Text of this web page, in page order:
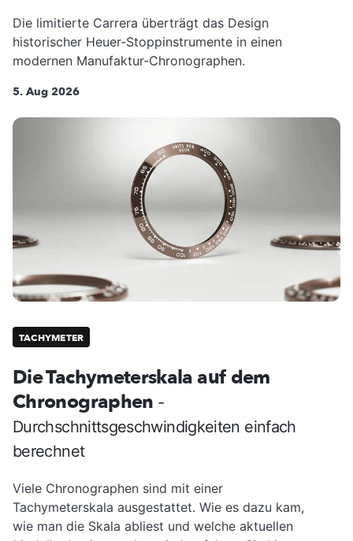
Die limitierte Carrera überträgt das Design
historischer Heuer-Stoppinstrumente in einen
modernen Manufaktur-Chronographen.
5. Aug 2026
TACHYMETER
Die Tachymeterskala auf dem
Chronographen -
Durchschnittsgeschwindigkeiten einfach
berechnet
Viele Chronographen sind mit einer
Tachymeterskala ausgestattet. Wie es dazu kam,
wie man die Skala abliest und welche aktuellen